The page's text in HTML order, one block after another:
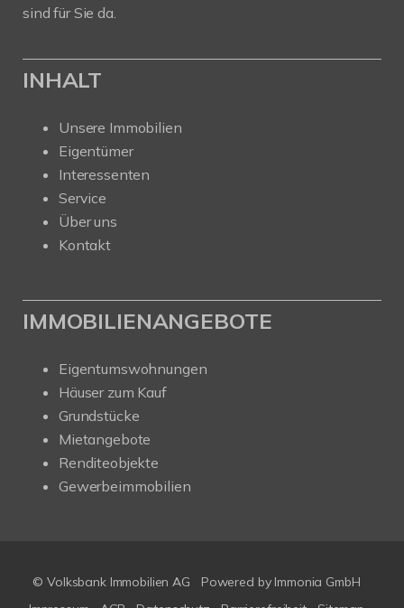
sind für Sie da.
INHALT
Unsere Immobilien
Eigentümer
Interessenten
Service
Über uns
Kontakt
IMMOBILIENANGEBOTE
Eigentumswohnungen
Häuser zum Kauf
Grundstücke
Mietangebote
Renditeobjekte
Gewerbeimmobilien
© Volksbank Immobilien AG
Powered by Immonia GmbH